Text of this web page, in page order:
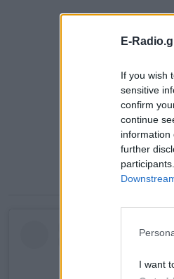
E-
If you wish
sensitive
confirm
continue
information
further
I want